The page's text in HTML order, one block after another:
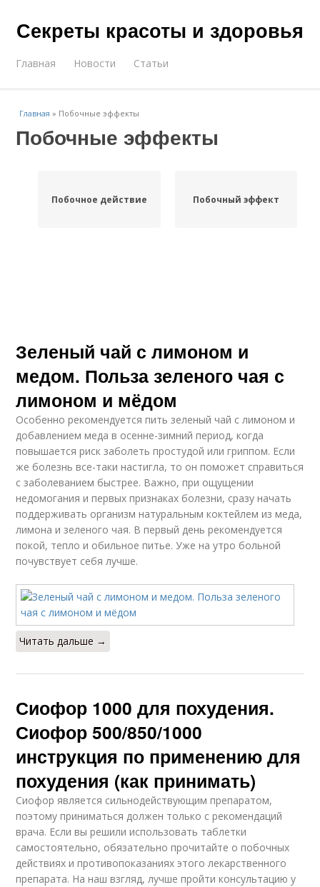
Секреты красоты и здоровья
Главная Новости Статьи
Главная » Побочные эффекты
Побочные эффекты
Побочное действие Побочный эффект
Зеленый чай с лимоном и
медом. Польза зеленого чая с
лимоном и мёдом
Особенно рекомендуется пить зеленый чай с лимоном и
добавлением меда в осенне-зимний период, когда
повышается риск заболеть простудой или гриппом. Если
же болезнь все-таки настигла, то он поможет справиться
с заболеванием быстрее. Важно, при ощущении
недомогания и первых признаках болезни, сразу начать
поддерживать организм натуральным коктейлем из меда,
лимона и зеленого чая. В первый день рекомендуется
покой, тепло и обильное питье. Уже на утро больной
почувствует себя лучше.
Читать дальше →
Сиофор 1000 для похудения.
Сиофор 500/850/1000
инструкция по применению для
похудения (как принимать)
Сиофор является сильнодействующим препаратом,
поэтому приниматься должен только с рекомендаций
врача. Если вы решили использовать таблетки
самостоятельно, обязательно прочитайте о побочных
действиях и противопоказаниях этого лекарственного
препарата. На наш взгляд, лучше пройти консультацию у